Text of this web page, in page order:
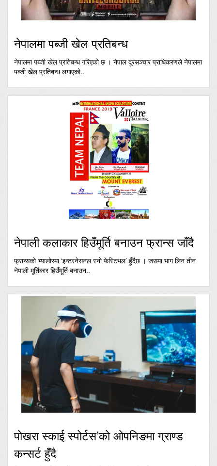
नेपालमा पब्जी खेल प्रतिबन्ध
नेपालमा पब्जी खेल प्रतिबन्ध गरिएको छ । नेपाल दूरसञ्चार प्राधिकरणले नेपालमा
पब्जी खेल प्रतिबन्ध लगाएको..
नेपाली कलाकार हिउँमूर्ति बनाउन फ्रान्स जाँदै
फ्रान्सको भ्यालोरमा ‘इन्टरनेसनल स्नो फेस्टिभल’ हुँदैछ । जसमा भाग लिन तीन
नेपाली मूर्तिकार हिउँमूर्ति बनाउन..
पोखरा स्काई स्पोर्टस’को ओपनिङमा ग्राण्ड
कन्सर्ट हुँदै